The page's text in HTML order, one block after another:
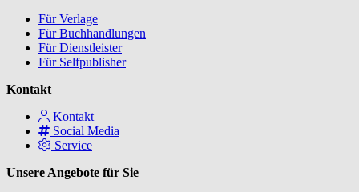
Für Verlage
Für Buchhandlungen
Für Dienstleister
Für Selfpublisher
Kontakt
Kontakt
Social Media
Service
Unsere Angebote für Sie